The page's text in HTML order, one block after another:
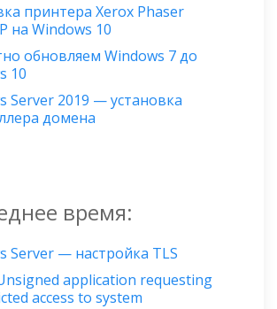
принтера Xerox Phaser
на Windows 10
обновляем Windows 7 до
10
Server 2019 — установка
домена
время:
Server — настройка TLS
application requesting
access to system